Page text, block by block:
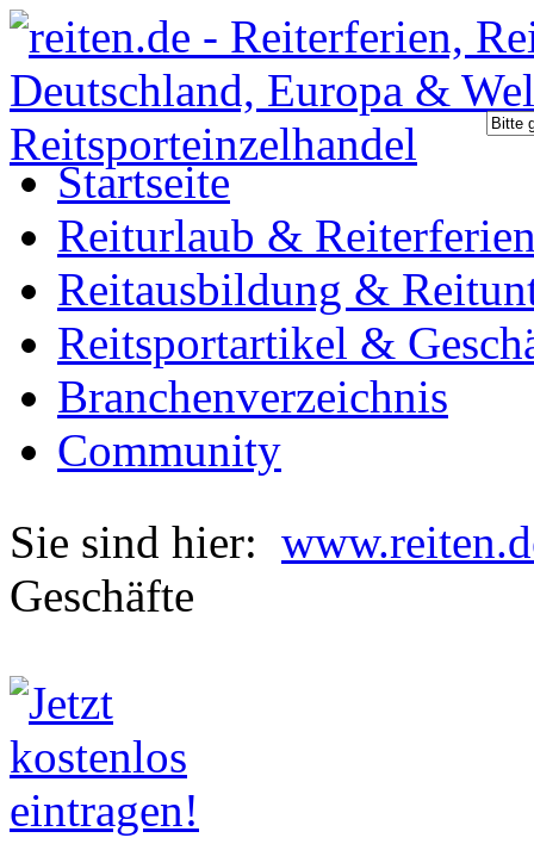
Startseite
Reiturlaub &
Reitausbildung &
Reitsportartikel &
Branchenverzeichnis
Community
Sie sind hier:
Geschäfte